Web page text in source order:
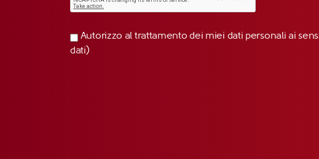
Autorizzo al trattamento dei miei dati personali ai
dati)